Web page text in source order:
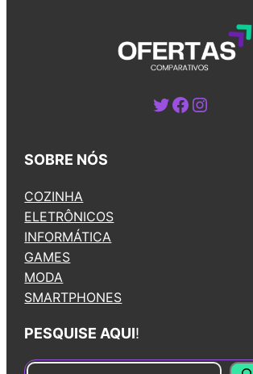
Twitter Facebook Instagram
SOBRE NÓS
COZINHA
ELETRÔNICOS
INFORMÁTICA
GAMES
MODA
SMARTPHONES
PESQUISE AQUI!
S